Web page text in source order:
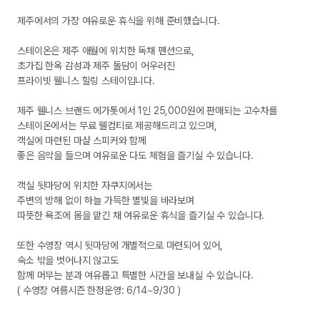
제주에서의 가장 여유로운 휴식을 위해 준비했습니다.
스테이온은 제주 애월에 위치한 독채 펜션으로,
초가집 한옥 감성과 제주 돌담이 어우러진
프라이빗 웰니스 힐링 스테이입니다.
제주 웰니스 브랜드 에가톳에서 1인 25,000원에 판매되는 고수차를
스테이온에서는 무료 웰컴티로 제공해드리고 있으며,
객실에 마련된 마샬 스피커와 함께
좋은 음악을 들으며 여유로운 다도 체험을 즐기실 수 있습니다.
객실 뒷마당에 위치한 자쿠지에서는
주변의 방해 없이 하늘 가득한 별빛을 바라보며
따뜻한 욕조에 몸을 맡긴 채 여유로운 휴식을 즐기실 수 있습니다.
또한 수영장 역시 뒷마당에 개별적으로 마련되어 있어,
숙소 밖을 벗어나지 않고도
함께 머무는 분과 여유롭고 특별한 시간을 보내실 수 있습니다.
( 수영장 여름시즌 한정운영: 6/14~9/30 )